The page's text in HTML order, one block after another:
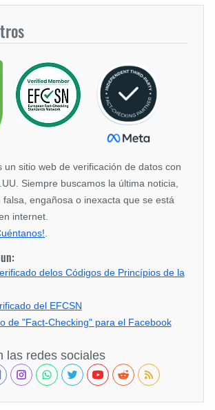
un sitio web de verificación de datos con
Siempre buscamos la última noticia,
engañosa o inexacta que se está
internet.
delos Códigos de Princípios de la
del EFCSN
de "Fact-Checking" para el Facebook
las redes sociales